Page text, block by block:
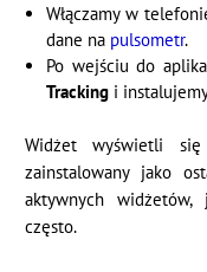
Włączamy w
dane napulsometr.
Po wejściu do
Trackingi
Widżet wyświetli
zainstalowany jako
aktywnych
często.